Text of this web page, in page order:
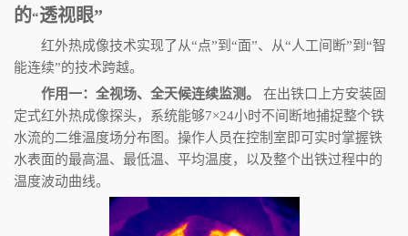
的“透视眼”
红外热成像技术实现了从“点”到 “面”、从“人工间断”到 “智
能连续”的技术跨越。
作用一：全视场、全天候连续监测。
在出铁口上方安装固
定式红外热成像探头，系统能够7×24小时不间断地捕捉整个铁
水流的二维温度场分布图。操作人员在控制室即可实时掌握铁
水表面的最高温、最低温、平均温度，以及整个出铁过程中的
温度波动曲线。